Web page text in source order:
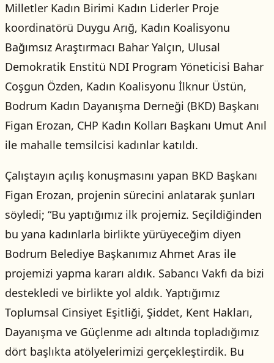
Milletler Kadın Birimi Kadın Liderler Proje
koordinatörü Duygu Arığ, Kadın Koalisyonu
Bağımsız Araştırmacı Bahar Yalçın, Ulusal
Demokratik Enstitü NDI Program Yöneticisi Bahar
Coşgun Özden, Kadın Koalisyonu İlknur Üstün,
Bodrum Kadın Dayanışma Derneği (BKD) Başkanı
Figan Erozan, CHP Kadın Kolları Başkanı Umut Anıl
ile mahalle temsilcisi kadınlar katıldı.
Çalıştayın açılış konuşmasını yapan BKD Başkanı
Figan Erozan, projenin sürecini anlatarak şunları
söyledi; “Bu yaptığımız ilk projemiz. Seçildiğinden
bu yana kadınlarla birlikte yürüyeceğim diyen
Bodrum Belediye Başkanımız Ahmet Aras ile
projemizi yapma kararı aldık. Sabancı Vakfı da bizi
destekledi ve birlikte yol aldık. Yaptığımız
Toplumsal Cinsiyet Eşitliği, Şiddet, Kent Hakları,
Dayanışma ve Güçlenme adı altında topladığımız
dört başlıkta atölyelerimizi gerçekleştirdik. Bu